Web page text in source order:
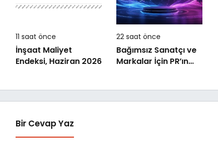
11 saat önce
İnşaat Maliyet
Endeksi, Haziran 2026
22 saat önce
Bağımsız Sanatçı ve
Markalar İçin PR’ın
Bir Cevap Yaz